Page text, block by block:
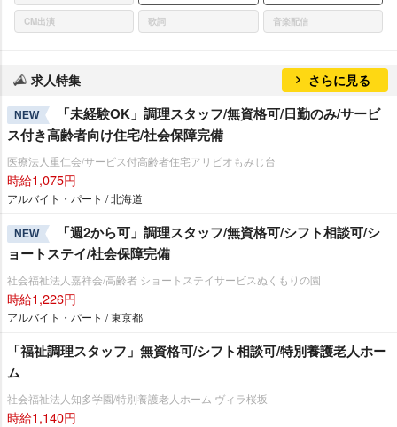
CM出演 歌詞 音楽配信
求人特集 さらに見る
NEW
「未経験OK」調理スタッフ/無資格可/日勤のみ/サービ
ス付き高齢者向け住宅/社会保障完備
医療法人重仁会/サービス付高齢者住宅アリビオもみじ台
時給1,075円
アルバイト・パート / 北海道
NEW
「週2から可」調理スタッフ/無資格可/シフト相談可/シ
ョートステイ/社会保障完備
社会福祉法人嘉祥会/高齢者 ショートステイサービスぬくもりの園
時給1,226円
アルバイト・パート / 東京都
「福祉調理スタッフ」無資格可/シフト相談可/特別養護老人ホー
ム
社会福祉法人知多学園/特別養護老人ホーム ヴィラ桜坂
時給1,140円